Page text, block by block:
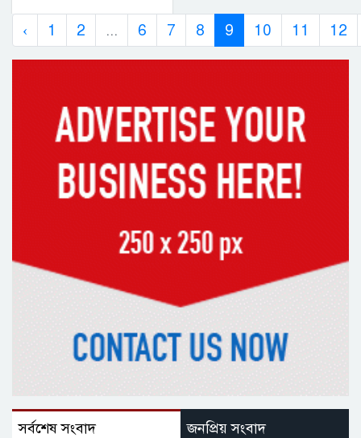
‹ 1 2 ... 6 7 8 9 10 11 12
সর্বশেষ সংবাদ জনপ্রিয় সংবাদ